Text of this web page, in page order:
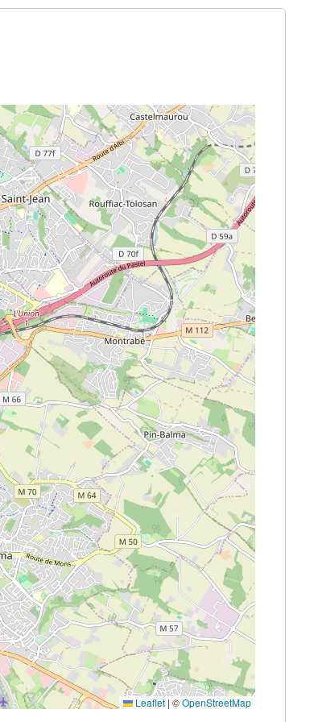
Leaflet|©OpenStreetMap